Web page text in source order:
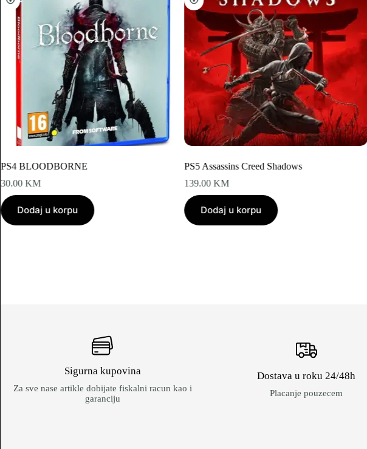
PS4 BLOODBORNE
30.00 KM
Dodaj u korpu
PS5 Assassins Creed Shadows
139.00 KM
Dodaj u korpu
Sigurna kupovina
Za sve nase artikle dobijate fiskalni racun kao i
garanciju
Dostava u roku 24/48h
Placanje pouzecem